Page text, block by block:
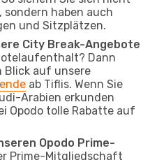
sondern haben auch
und Sitzplätzen.
City Break-Angebote
Dann
Blick auf unsere
ab Tiflis. Wenn Sie
Arabien erkunden
Opodo tolle Rabatte auf
Opodo Prime-
Prime-Mitgliedschaft